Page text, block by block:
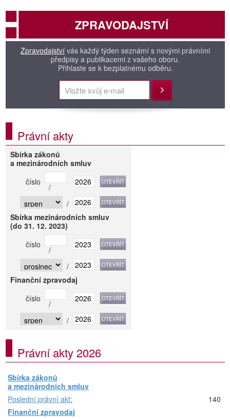
ZPRAVODAJSTVÍ
Zpravodajství vás každý týden seznámí s novými právními
předpisy a publikacemi z vašeho oboru.
Přihlaste se k bezplatnému odběru.
Přihlásit
Právní akty
Sbírka zákonů
a mezinárodních smluv
číslo
/
/
Sbírka mezinárodních smluv
(do 31. 12. 2023)
číslo
/
/
Finanční zpravodaj
číslo
/
/
Právní akty 2026
Sbírka zákonů
a mezinárodních smluv
Poslední právní akt:
140
Finanční zpravodaj